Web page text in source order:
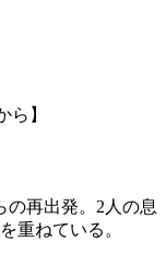
ら】
の再出発。2人の息
重ねている。